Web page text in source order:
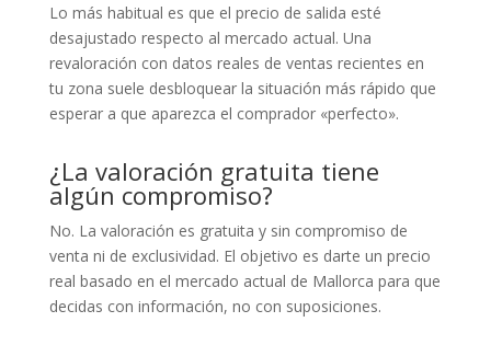
Lo más habitual es que el precio de salida esté
desajustado respecto al mercado actual. Una
revaloración con datos reales de ventas recientes en
tu zona suele desbloquear la situación más rápido que
esperar a que aparezca el comprador «perfecto».
¿La valoración gratuita tiene
algún compromiso?
No. La valoración es gratuita y sin compromiso de
venta ni de exclusividad. El objetivo es darte un precio
real basado en el mercado actual de Mallorca para que
decidas con información, no con suposiciones.